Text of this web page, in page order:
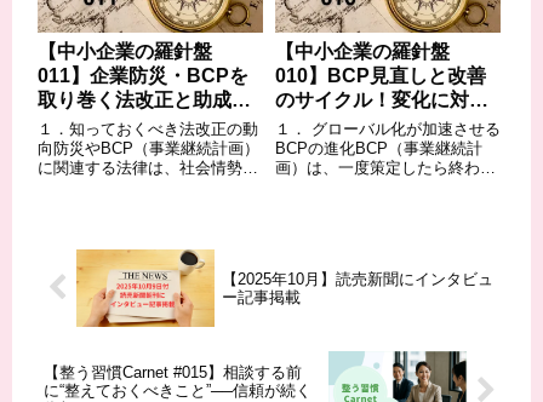
【中小企業の羅針盤
011】企業防災・BCPを
取り巻く法改正と助成金
情報（最新情報）
１．知っておくべき法改正の動
向防災やBCP（事業継続計画）
に関連する法律は、社会情勢や
らの最新の法改正（規制も含
む）の動向を常に把握し、自社
の対策が法令...
【中小企業の羅針盤
010】BCP見直しと改善
のサイクル！変化に対応
するための継続的進化
１． グローバル化が加速させる
BCPの進化BCP（事業継続計
画）は、一度策定したら終わり
ル化の進展は...
【2025年10月】読売新聞にインタビュ
ー記事掲載
【整う習慣Carnet #015】相談する前
に“整えておくべきこと”──信頼が続く